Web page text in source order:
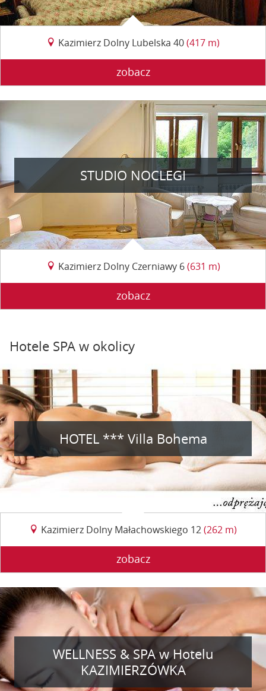
Kazimierz Dolny Lubelska 40(417 m)
zobacz
STUDIO NOCLEGI
Kazimierz Dolny Czerniawy 6(631 m)
zobacz
Hotele SPA w okolicy
HOTEL *** Villa Bohema
Kazimierz Dolny Małachowskiego 12(262 m)
zobacz
WELLNESS & SPA w Hotelu
KAZIMIERZÓWKA